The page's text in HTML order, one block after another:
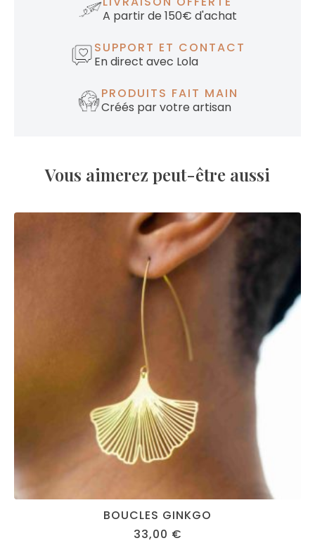
A partir de 150€ d'achat
SUPPORT ET CONTACT
En direct avec Lola
PRODUITS FAIT MAIN
Créés par votre artisan
Vous aimerez peut-être aussi
BOUCLES GINKGO
33,00 €